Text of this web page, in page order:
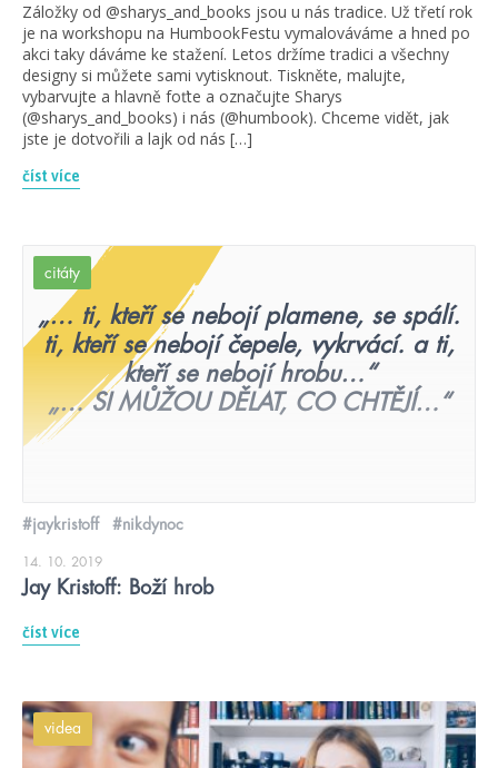
Záložky od @sharys_and_books jsou u nás tradice. Už třetí rok
je na workshopu na HumbookFestu vymalováváme a hned po
akci taky dáváme ke stažení. Letos držíme tradici a všechny
designy si můžete sami vytisknout. Tiskněte, malujte,
vybarvujte a hlavně foťte a označujte Sharys
(@sharys_and_books) i nás (@humbook). Chceme vidět, jak
jste je dotvořili a lajk od nás […]
číst více
citáty
„… ti, kteří se nebojí plamene, se spálí.
ti, kteří se nebojí čepele, vykrvácí. a ti,
kteří se nebojí hrobu…“
„… SI MŮŽOU DĚLAT, CO CHTĚJÍ…“
#jaykristoff #nikdynoc
14. 10. 2019
Jay Kristoff: Boží hrob
číst více
videa